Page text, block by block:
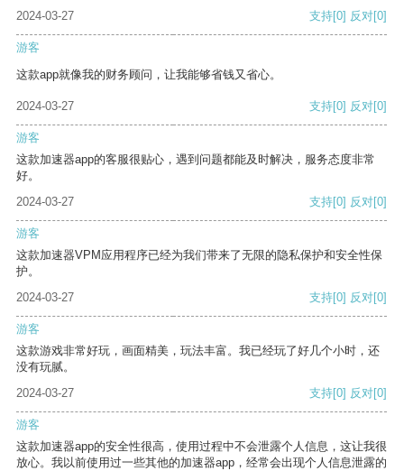
2024-03-27 支持[0] 反对[0]
游客
这款app就像我的财务顾问，让我能够省钱又省心。
2024-03-27 支持[0] 反对[0]
游客
这款加速器app的客服很贴心，遇到问题都能及时解决，服务态度非常
好。
2024-03-27
支持[0] 反对[0]
游客
这款加速器VPM应用程序已经为我们带来了无限的隐私保护和安全性保
护。
2024-03-27
支持[0] 反对[0]
游客
这款游戏非常好玩，画面精美，玩法丰富。我已经玩了好几个小时，还
没有玩腻。
2024-03-27
支持[0] 反对[0]
游客
这款加速器app的安全性很高，使用过程中不会泄露个人信息，这让我很
放心。我以前使用过一些其他的加速器app，经常会出现个人信息泄露的